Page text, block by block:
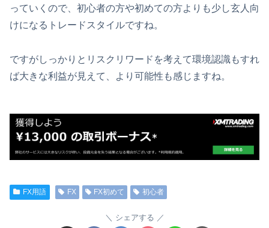
っていくので、初心者の方や初めての方よりも少し玄人向
けになるトレードスタイルですね。
ですがしっかりとリスクリワードを考えて環境認識もすれ
ば大きな利益が見えて、より可能性も感じますね。
FX用語 FX FX初めて 初心者
シェアする